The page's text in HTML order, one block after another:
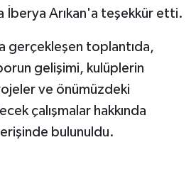
İberya Arıkan'a teşekkür etti.
gerçekleşen toplantıda,
gelişimi, kulüplerin
ve önümüzdeki
çalışmalar hakkında
bulunuldu.